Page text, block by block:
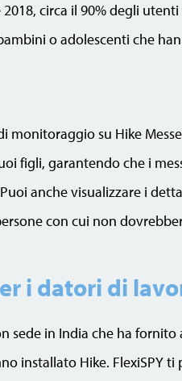
circa il 90% degli
o adolescenti che
monitoraggio su Hike
figli, garantendo che i
anche visualizzare i
con cui non
i datori di
sede in India che ha
installato Hike. FlexiSPY